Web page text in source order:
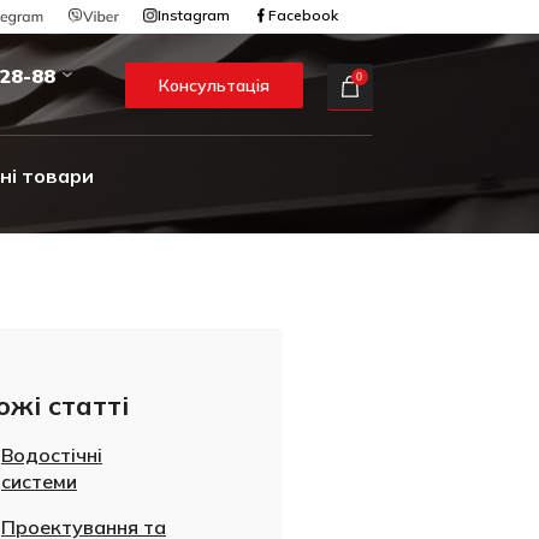
Instagram Facebook
88 Консультація 0
товари
статті
Водостічні
системи
Проектування та